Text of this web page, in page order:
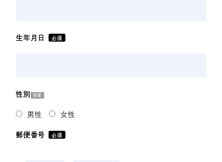
生年月日 必須
性別 任意
男性 女性
郵便番号 必須